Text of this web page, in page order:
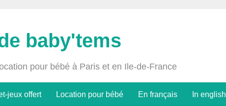
baby'tems
pour bébé à Paris et en Ile-de-France
jeux offert Location pour bébé En français In english